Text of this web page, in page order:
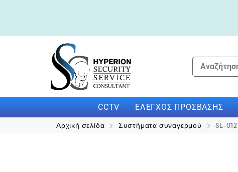
CCTV ΕΛΈΓΧΟΣ ΠΡΌΣΒΑΣΗΣ
Αρχική σελίδα Συστήματα συναγερμού SL-012